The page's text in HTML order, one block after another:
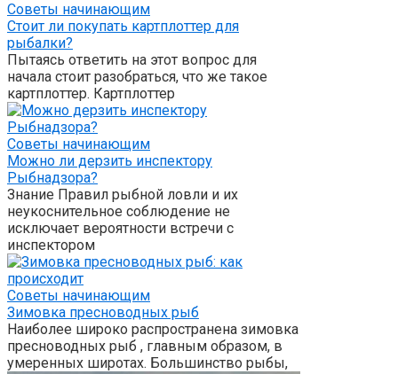
Советы начинающим
Стоит ли покупать картплоттер для
рыбалки?
Пытаясь ответить на этот вопрос для
начала стоит разобраться, что же такое
картплоттер. Картплоттер
Советы начинающим
Можно ли дерзить инспектору
Рыбнадзора?
Знание Правил рыбной ловли и их
неукоснительное соблюдение не
исключает вероятности встречи с
инспектором
Советы начинающим
Зимовка пресноводных рыб
Наиболее широко распространена зимовка
пресноводных рыб , главным образом, в
умеренных широтах. Большинство рыбы,